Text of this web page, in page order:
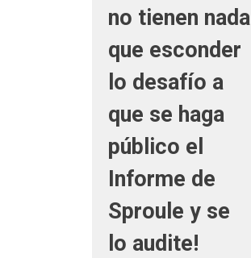
no tienen nada
que esconder
lo desafío a
que se haga
público el
Informe de
Sproule y se
lo audite!